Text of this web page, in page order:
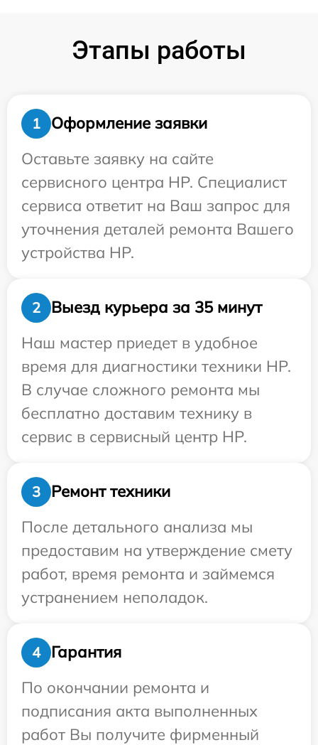
Этапы работы
1
Оформление заявки
Оставьте заявку на сайте
сервисного центра HP. Специалист
сервиса ответит на Ваш запрос для
уточнения деталей ремонта Вашего
устройства HP.
2
Выезд курьера за 35 минут
Наш мастер приедет в удобное
время для диагностики техники HP.
В случае сложного ремонта мы
бесплатно доставим технику в
сервис в сервисный центр HP.
3
Ремонт техники
После детального анализа мы
предоставим на утверждение смету
работ, время ремонта и займемся
устранением неполадок.
4
Гарантия
По окончании ремонта и
подписания акта выполненных
работ Вы получите фирменный